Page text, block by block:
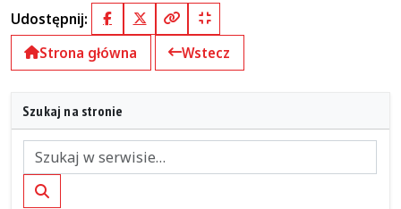
Udostępnij: FacebookX (Twitter)
Kopiuj pełny link
Kopiuj krótki link
Strona główna
Wstecz
Szukaj na stronie
Szukaj